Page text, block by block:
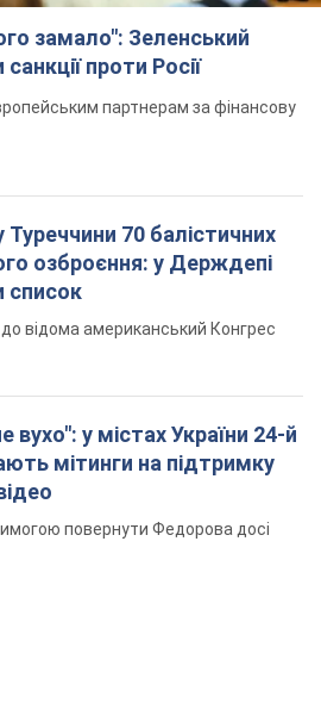
замало": Зеленський
проти Росії
партнерам за фінансову
Туреччини 70 балістичних
озброєння: у Держдепі
відома американський Конгрес
вухо": у містах України 24-й
мітинги на підтримку
повернути Федорова досі